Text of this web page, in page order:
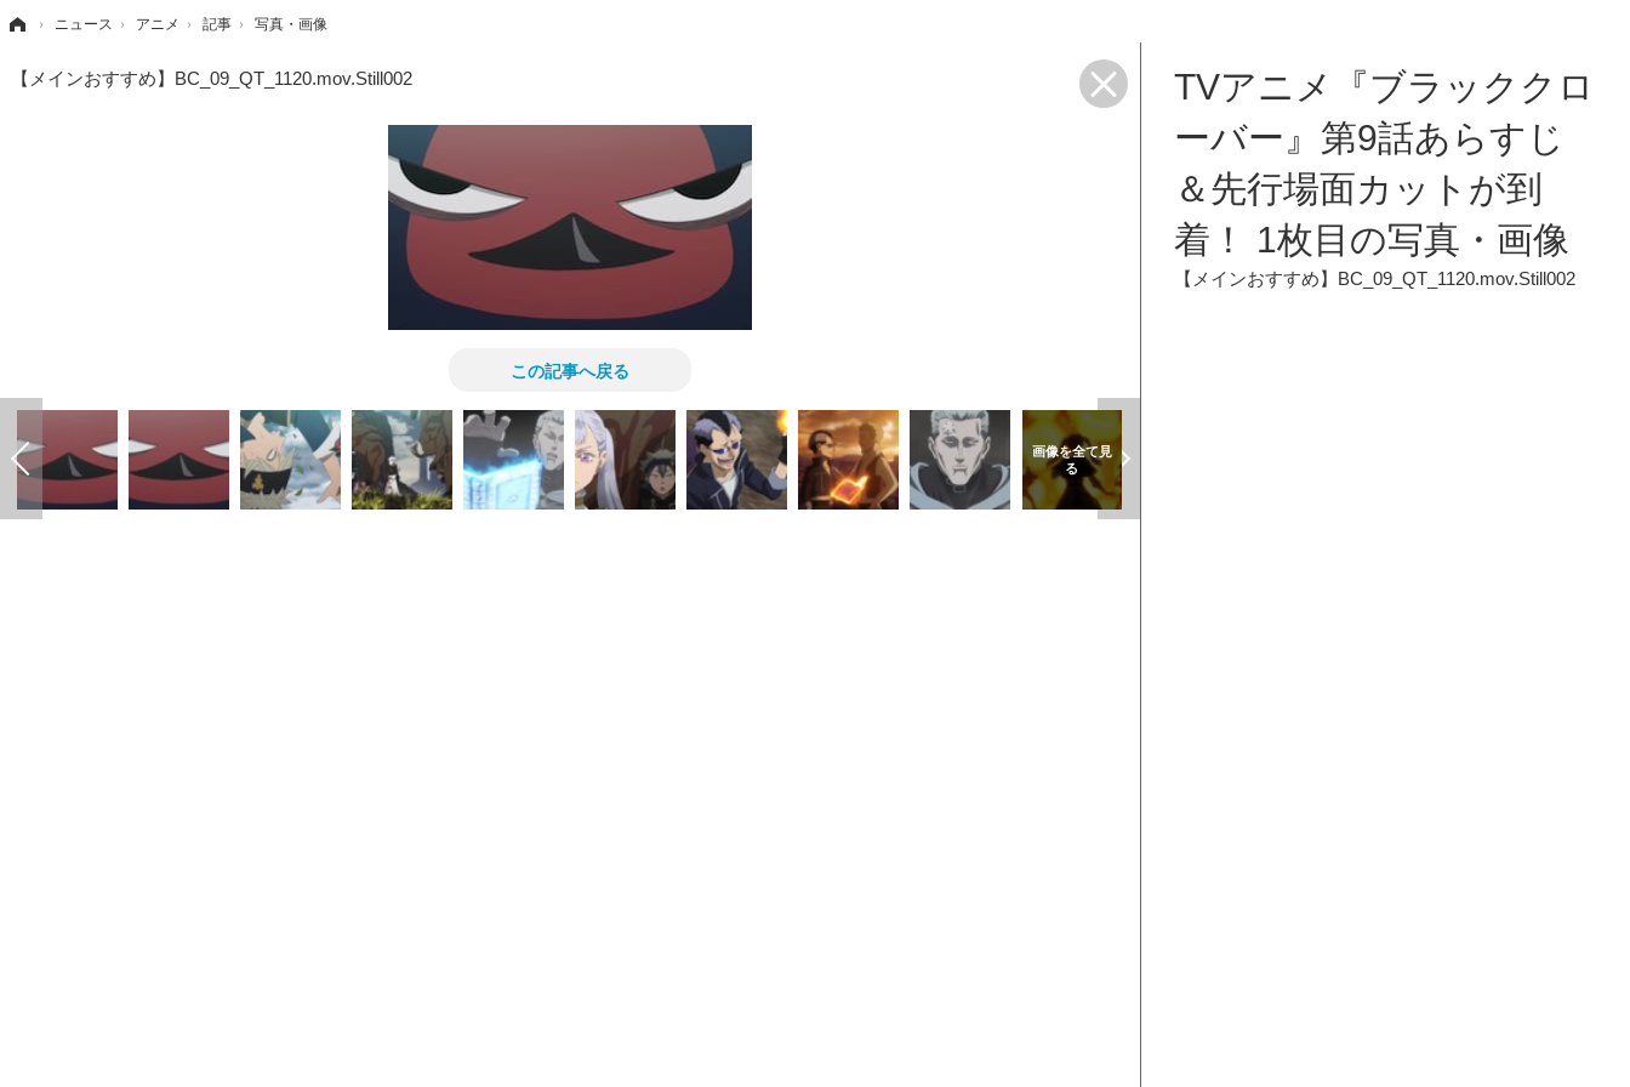
› ニュース › アニメ › 記事 › 写真・画像
【メインおすすめ】BC_09_QT_1120.mov.Still002
この記事へ戻る
TVアニメ『ブラッククロ
ーバー』第9話あらすじ
＆先行場面カットが到
着！ 1枚目の写真・画像
【メインおすすめ】BC_09_QT_1120.mov.Still002